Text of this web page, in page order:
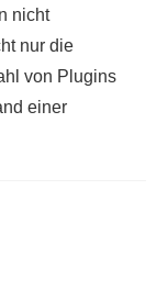
nicht
nur die
von Plugins
einer